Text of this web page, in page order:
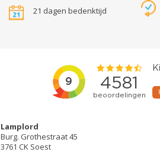
21 dagen bedenktijd
Lamplord
Burg. Grothestraat 45
3761 CK Soest